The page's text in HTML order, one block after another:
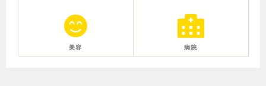
美容 病院